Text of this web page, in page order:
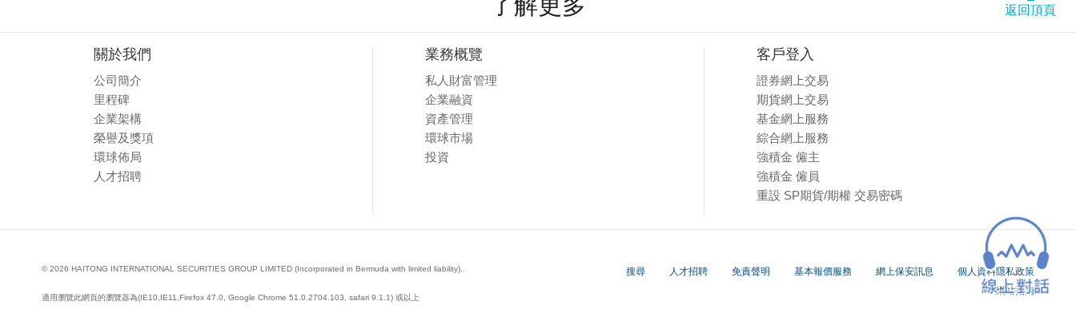
返回頂頁
關於我們
公司簡介
里程碑
企業架構
榮譽及獎項
環球佈局
人才招聘
業務概覽
私人財富管理
企業融資
資產管理
環球市場
投資
客戶登入
證券網上交易
期貨網上交易
基金網上服務
綜合網上服務
強積金 僱主
強積金 僱員
重設 SP期貨/期權 交易密碼
© 2026 HAITONG INTERNATIONAL SECURITIES GROUP LIMITED (Incorporated in Bermuda with limited liability).
適用瀏覽此網頁的瀏覽器為(IE10,IE11,Firefox 47.0, Google Chrome 51.0.2704.103, safari 9.1.1) 或以上
搜尋 人才招聘 免責聲明 基本報價服務 網上保安訊息
個人資料隱私政策
網站指南